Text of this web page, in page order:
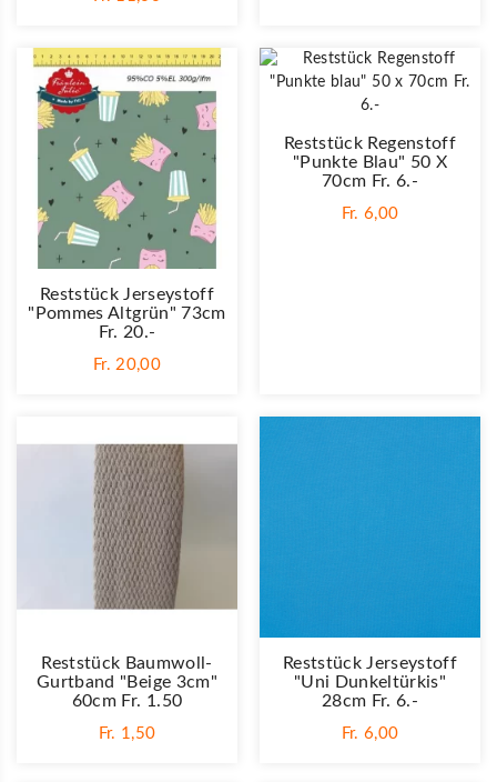
Reststück Jerseystoff
"Pommes Altgrün" 73cm
Fr. 20.-
Fr. 20,00
Reststück Regenstoff
"Punkte Blau" 50 X
70cm Fr. 6.-
Fr. 6,00
Reststück Baumwoll-
Gurtband "Beige 3cm"
60cm Fr. 1.50
Fr. 1,50
Reststück Jerseystoff
"Uni Dunkeltürkis"
28cm Fr. 6.-
Fr. 6,00